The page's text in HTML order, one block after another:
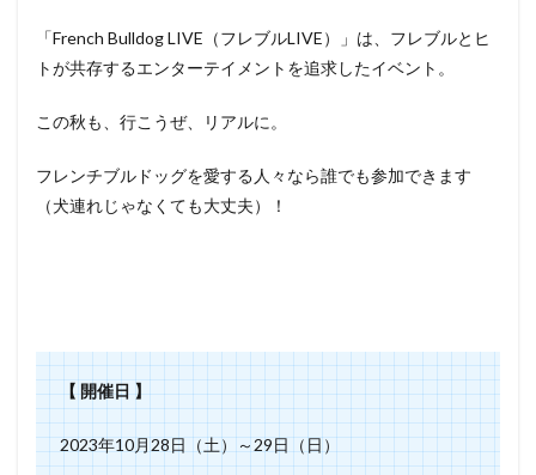
「French Bulldog LIVE（フレブルLIVE）」は、フレブルとヒ
トが共存するエンターテイメントを追求したイベント。
この秋も、行こうぜ、リアルに。
フレンチブルドッグを愛する人々なら誰でも参加できます
（犬連れじゃなくても大丈夫）！
【 開催日 】
2023年10月28日（土）～29日（日）